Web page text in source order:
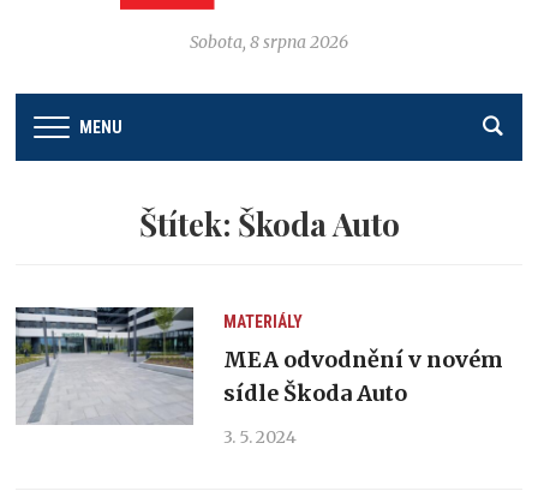
Sobota, 8 srpna 2026
MENU
Štítek: Škoda Auto
MATERIÁLY
MEA odvodnění v novém
sídle Škoda Auto
3. 5. 2024